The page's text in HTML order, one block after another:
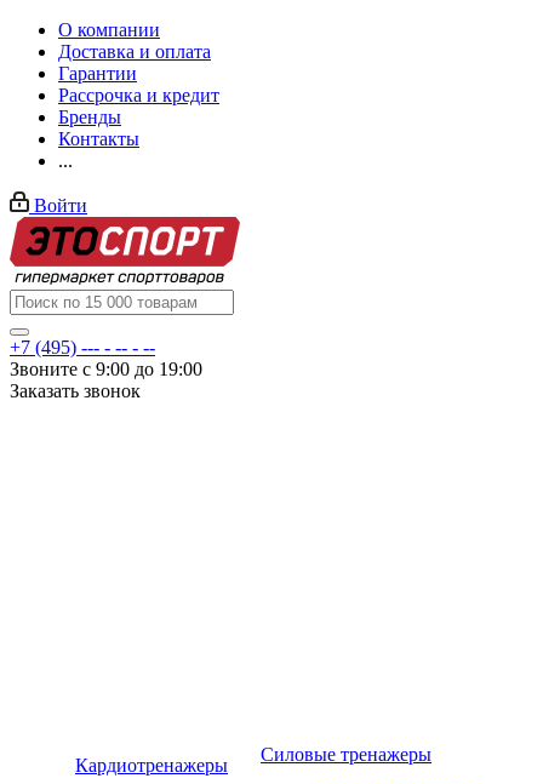
О компании
Доставка и оплата
Гарантии
Рассрочка и кредит
Бренды
Контакты
...
Войти
+7 (495) --- - -- - --
Звоните с 9:00 до 19:00
Заказать звонок
Кардиотренажеры
Силовые тренажеры